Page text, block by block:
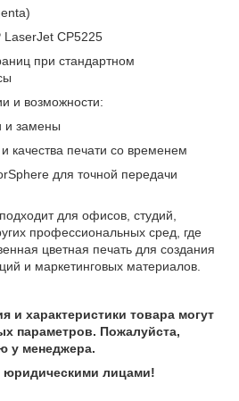
LaserJet CP5225
при стандартном
и возможности:
и замены
качества печати со временем
для точной передачи
для офисов, студий,
профессиональных сред, где
цветная печать для создания
и маркетинговых материалов.
и характеристики товара могут
параметров. Пожалуйста,
у менеджера.
лицами!